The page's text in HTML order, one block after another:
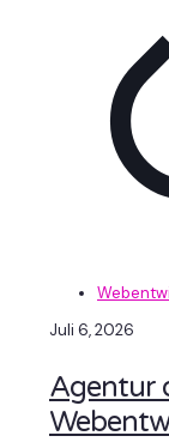
Juli 6, 2026
Agentur